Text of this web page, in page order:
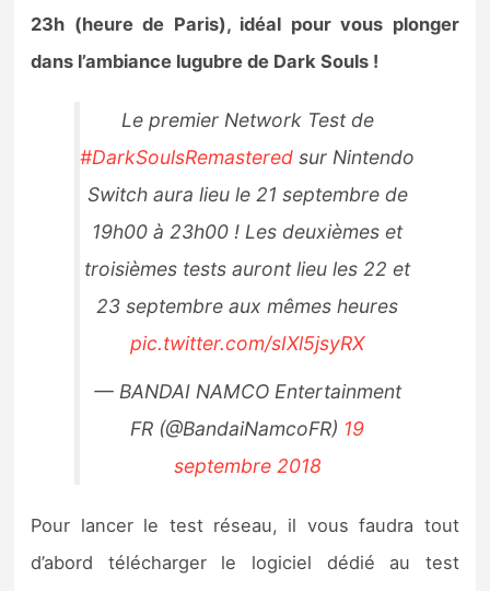
23h (heure de Paris), idéal pour vous plonger
dans l’ambiance lugubre de Dark Souls !
Le premier Network Test de
#DarkSoulsRemastered sur Nintendo
Switch aura lieu le 21 septembre de
19h00 à 23h00 ! Les deuxièmes et
troisièmes tests auront lieu les 22 et
23 septembre aux mêmes heures
pic.twitter.com/sIXl5jsyRX
— BANDAI NAMCO Entertainment
FR (@BandaiNamcoFR) 19
septembre 2018
Pour lancer le test réseau, il vous faudra tout
d’abord télécharger le logiciel dédié au test